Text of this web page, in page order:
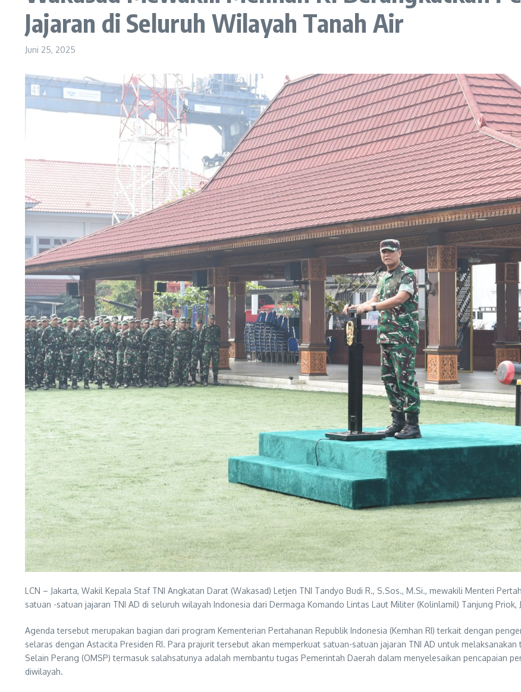
Jajaran di Seluruh Wilayah Tanah Air
Juni 25, 2025
LCN – Jakarta, Wakil Kepala Staf TNI Angkatan Darat (Wakasad) Letjen TNI Tandyo Budi R., S.Sos., M.Si., mewakili Menteri
satuan -satuan jajaran TNI AD di seluruh wilayah Indonesia dari Dermaga Komando Lintas Laut Militer (Kolinlamil) Tanjung
Agenda tersebut merupakan bagian dari program Kementerian Pertahanan Republik Indonesia (Kemhan RI) terkait dengan
selaras dengan Astacita Presiden RI. Para prajurit tersebut akan memperkuat satuan-satuan jajaran TNI AD untuk
Selain Perang (OMSP) termasuk salahsatunya adalah membantu tugas Pemerintah Daerah dalam menyelesaikan pencapaian
diwilayah.